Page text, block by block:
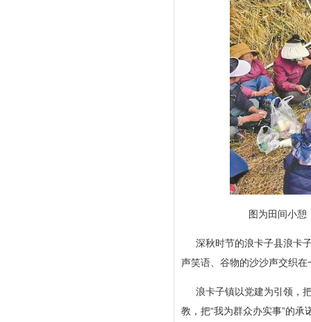
图为田间小憩
深秋时节的浪卡子县浪卡
声笑语、谷物的沙沙声交织
浪卡子镇以党建为引领，
教，把“我为群众办实事”的